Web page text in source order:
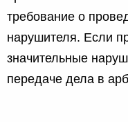
требование о
нарушителя. Если
значительные
передаче дела в